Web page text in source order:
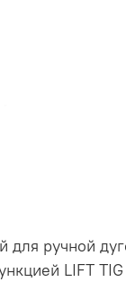
для ручной
LIFT